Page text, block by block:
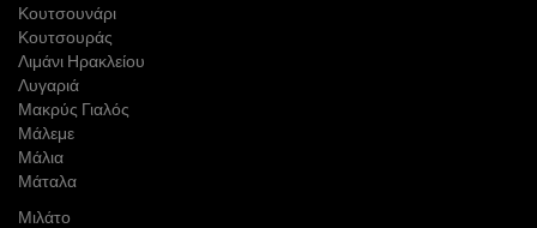
Κουτσουνάρι
Κουτσουράς
Λιμάνι Ηρακλείου
Λυγαριά
Μακρύς Γιαλός
Μάλεμε
Μάλια
Μάταλα
Μιλάτο